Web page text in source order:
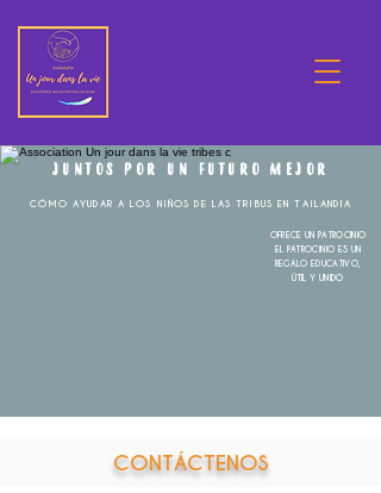
JUNTOS POR UN FUTURO MEJOR
CÓMO AYUDAR A LOS NIÑOS DE LAS TRIBUS EN TAILANDIA
OFRECE UN PATROCINIO
EL PATROCINIO ES UN
REGALO EDUCATIVO,
ÚTIL Y UNIDO
CONTÁCTENOS